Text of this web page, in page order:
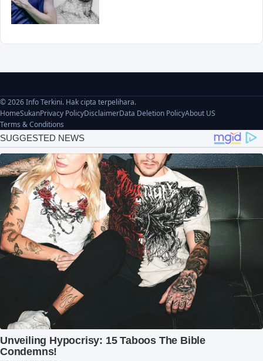
© 2026 Info Terkini. Hak cipta terpelihara.
HomeSukanPrivacy PolicyDisclaimerData Deletion PolicyAbout US
Terms & Conditions